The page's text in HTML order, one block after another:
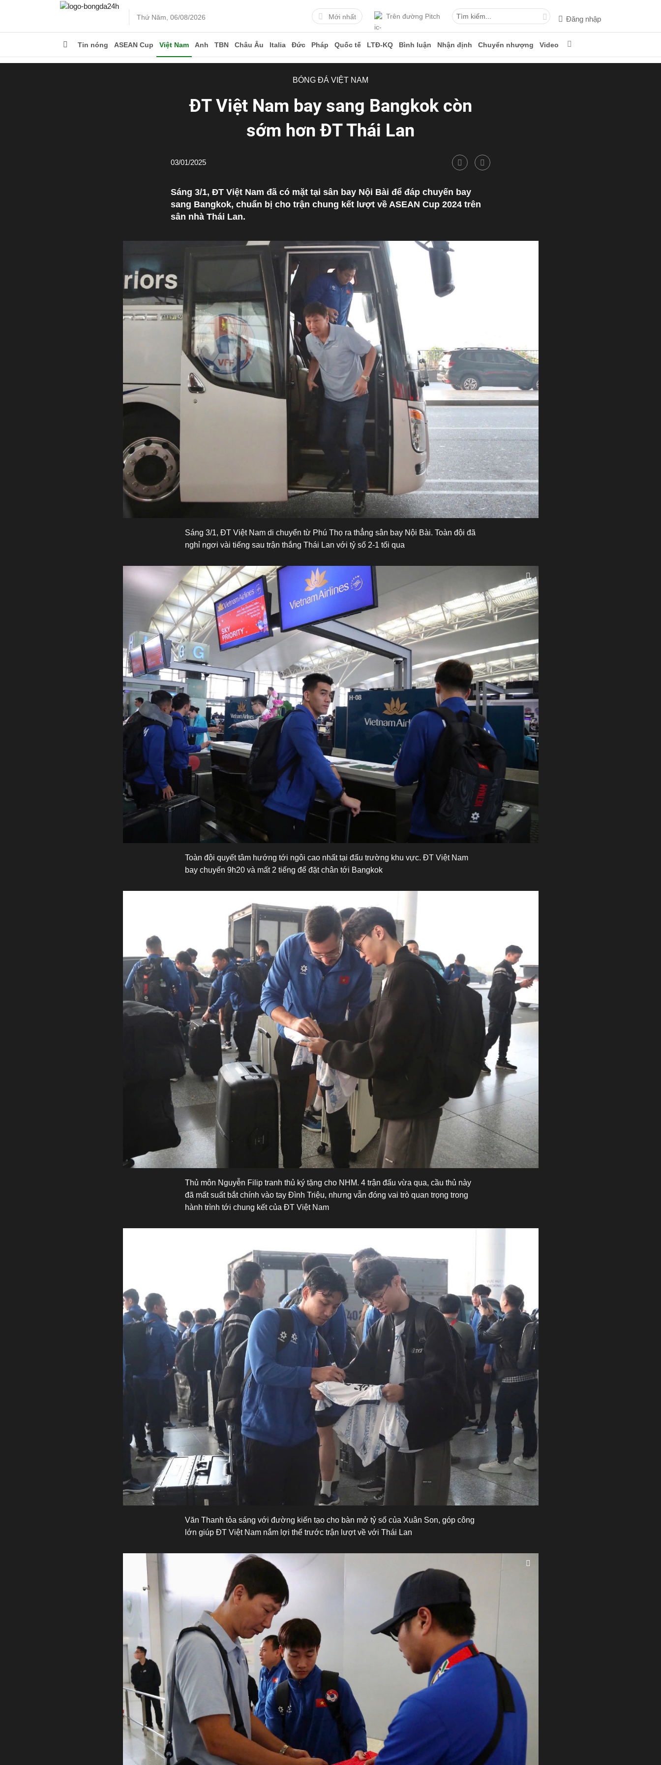
Thứ Năm, 06/08/2026 Mới nhất Trên đường Pitch Đăng nhập
Tin nóng ASEAN Cup Việt Nam Anh TBN Châu Âu Italia Đức Pháp Quốc tế LTĐ-KQ Bình luận Nhận định Chuyển nhượng Video
BÓNG ĐÁ VIỆT NAM
ĐT Việt Nam bay sang Bangkok còn
sớm hơn ĐT Thái Lan
03/01/2025
Sáng 3/1, ĐT Việt Nam đã có mặt tại sân bay Nội Bài để đáp chuyến bay
sang Bangkok, chuẩn bị cho trận chung kết lượt về ASEAN Cup 2024 trên
sân nhà Thái Lan.
Sáng 3/1, ĐT Việt Nam di chuyển từ Phú Thọ ra thẳng sân bay Nội Bài. Toàn đội đã
nghỉ ngơi vài tiếng sau trận thắng Thái Lan với tỷ số 2-1 tối qua
Toàn đội quyết tâm hướng tới ngôi cao nhất tại đấu trường khu vực. ĐT Việt Nam
bay chuyến 9h20 và mất 2 tiếng để đặt chân tới Bangkok
Thủ môn Nguyễn Filip tranh thủ ký tặng cho NHM. 4 trận đấu vừa qua, cầu thủ này
đã mất suất bắt chính vào tay Đình Triệu, nhưng vẫn đóng vai trò quan trọng trong
hành trình tới chung kết của ĐT Việt Nam
Văn Thanh tỏa sáng với đường kiến tạo cho bàn mở tỷ số của Xuân Son, góp công
lớn giúp ĐT Việt Nam nắm lợi thế trước trận lượt về với Thái Lan